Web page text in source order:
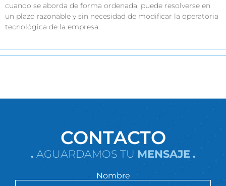
cuando se aborda de forma ordenada, puede resolverse en
un plazo razonable y sin necesidad de modificar la operatoria
tecnológica de la empresa.
CONTACTO
. AGUARDAMOS TU MENSAJE .
Nombre